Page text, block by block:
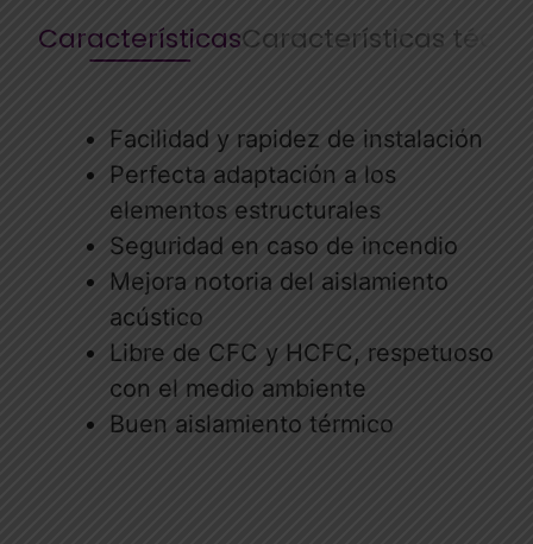
CaracterísticasCaracterísticas
Facilidad y rapidez de instalación
Perfecta adaptación a los
elementos estructurales
Seguridad en caso de incendio
Mejora notoria del aislamiento
acústico
Libre de CFC y HCFC, respetuoso
con el medio ambiente
Buen aislamiento térmico